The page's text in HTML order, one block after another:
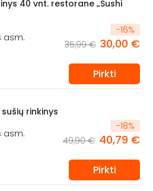
40 vnt. restorane „Sushi
asm.
-16%
35,99 € 30,00 €
Pirkti
sušių rinkinys
asm.
-18%
49,90 € 40,79 €
Pirkti